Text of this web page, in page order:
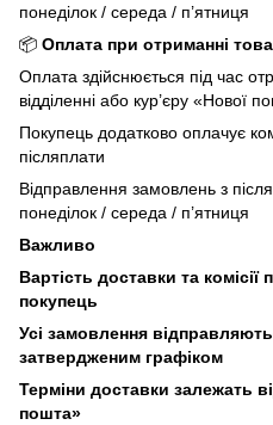
понеділок / середа / п’ятниця
📦 Оплата при отриманні
Оплата здійснюється під час
відділенні або кур’єру «Нової
Покупець додатково оплачує
післяплати
Відправлення замовлень з
понеділок / середа / п’ятниця
Важливо
Вартість доставки та комісії
покупець
Усі замовлення
затвердженим графіком
Терміни доставки залежать
пошта»